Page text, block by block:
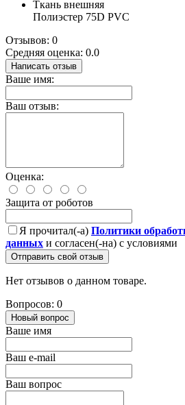
Ткань внешняя
Полиэстер 75D PVC
Отзывов: 0
Средняя оценка: 0.0
Написать отзыв
Ваше имя:
Ваш отзыв:
Оценка:
Защита от роботов
Я прочитал(-а) Политики
данных и согласен(-на) с условиями
Отправить свой отзыв
Нет отзывов о данном товаре.
Вопросов: 0
Новый вопрос
Ваше имя
Ваш e-mail
Ваш вопрос